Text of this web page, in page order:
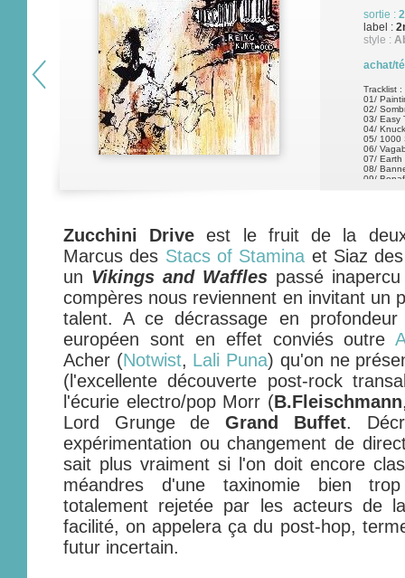
sortie :
label :
style :
achat/
Tracklist :
01/
02/
03/ Easy
04/
05/ 1000
06/
07/ Earth
08/
09/
Zucchini Drive est le fruit de la
Marcus des Stacs of Stamina et Siaz
un Vikings and Wafflespassé
compères nous reviennent en invitant un
talent. A ce décrassage en profondeur
européen sont en effet conviés outre
Acher (Notwist, Lali Puna) qu'on ne
(l'excellente découverte post-rock
l'écurie electro/pop Morr (B.Fleischmann
Lord Grunge deGrand Buffet.
expérimentation ou changement de
sait plus vraiment si l'on doit encore
méandres d'une taxinomie bien
totalement rejetée par les acteurs de
facilité, on appelera ça du post-hop,
futur incertain.